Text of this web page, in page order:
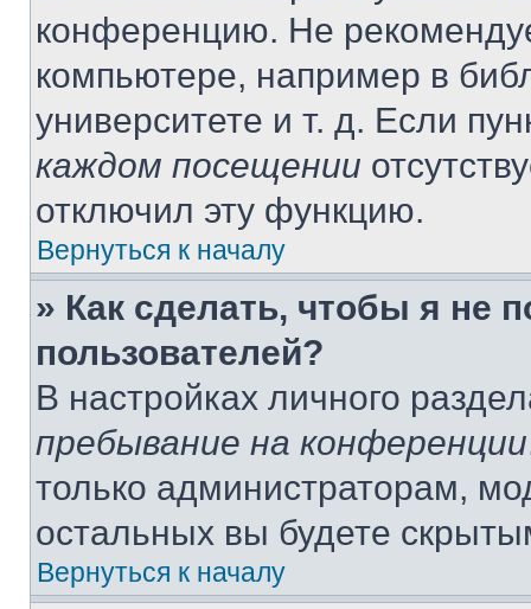
конференцию. Не
компьютере, например в
университете и т. д. Если
каждом посещении
отключил эту функцию.
Вернуться к началу
» Как сделать, чтобы я не
пользователей?
В настройках личного
пребывание на конференции
только администраторам,
остальных вы будете
Вернуться к началу